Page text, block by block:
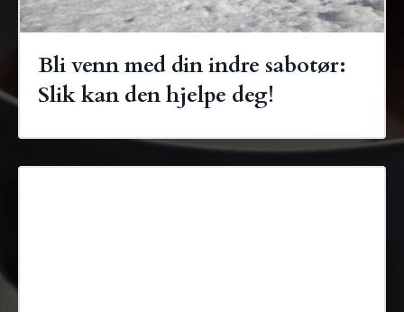
Bli venn med din indre sabotør:
Slik kan den hjelpe deg!